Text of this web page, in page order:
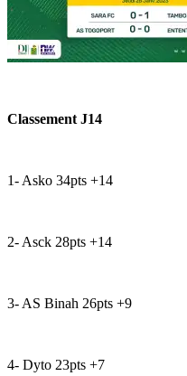
Classement J14
1- Asko 34pts +14
2- Asck 28pts +14
3- AS Binah 26pts +9
4- Dyto 23pts +7